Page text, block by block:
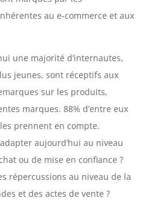
au e-commerce et aux
une majorité d’internautes,
jeunes, sont réceptifs aux
sur les produits,
marques. 88% d’entre eux
prennent en compte.
aujourd’hui au niveau
ou de mise en confiance ?
répercussions au niveau de la
et des actes de vente ?